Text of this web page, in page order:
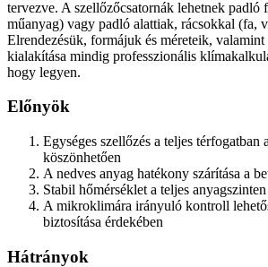
tervezve. A szellőzőcsatornák lehetnek padló
műanyag) vagy padló alattiak, rácsokkal (fa,
Elrendezésük, formájuk és méreteik,
kialakítása mindig professzionális
hogy legyen.
Előnyök
Egységes szellőzés a teljes térfogatban
köszönhetően
A nedves anyag hatékony szárítása a
Stabil hőmérséklet a teljes anyagszinten
A mikroklimára irányuló kontroll
biztosítása érdekében
Hátrányok